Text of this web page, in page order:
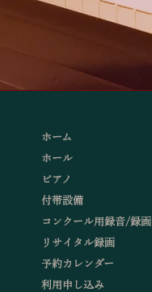
ホーム
ホール
ピアノ
付帯設備
コンクール用録音/録画
リサイタル録画
予約カレンダー
利用申し込み